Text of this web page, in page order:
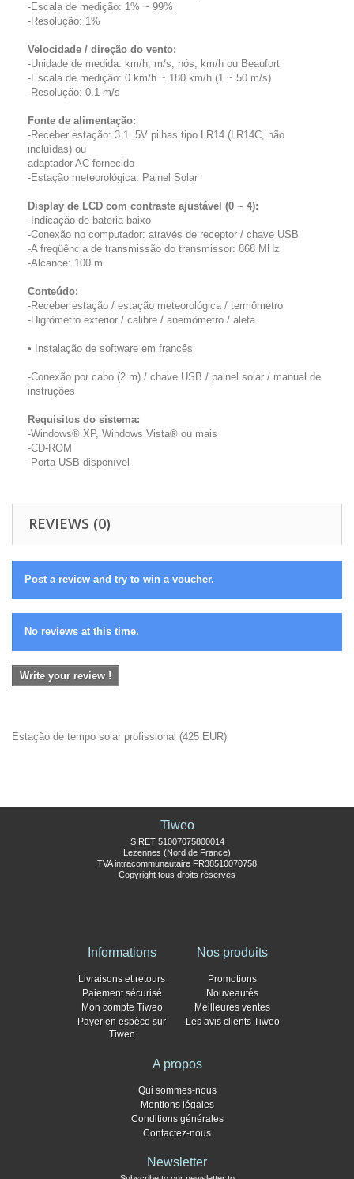
-Escala de medição: 1% ~ 99%
-Resolução: 1%
Velocidade / direção do vento:
-Unidade de medida: km/h, m/s, nós, km/h ou Beaufort
-Escala de medição: 0 km/h ~ 180 km/h (1 ~ 50 m/s)
-Resolução: 0.1 m/s
Fonte de alimentação:
-Receber estação: 3 1 .5V pilhas tipo LR14 (LR14C, não
incluídas) ou
adaptador AC fornecido
-Estação meteorológica: Painel Solar
Display de LCD com contraste ajustável (0 ~ 4):
-Indicação de bateria baixo
-Conexão no computador: através de receptor / chave USB
-A freqüência de transmissão do transmissor: 868 MHz
-Alcance: 100 m
Conteúdo:
-Receber estação / estação meteorológica / termômetro
-Higrômetro exterior / calibre / anemômetro / aleta.
• Instalação de software em francês
-Conexão por cabo (2 m) / chave USB / painel solar / manual de
instruções
Requisitos do sistema:
-Windows® XP, Windows Vista® ou mais
-CD-ROM
-Porta USB disponível
REVIEWS (0)
Post a review and try to win a voucher.
No reviews at this time.
Write your review !
Estação de tempo solar profissional (425 EUR)
Tiweo
SIRET 51007075800014
Lezennes (Nord de France)
TVA intracommunautaire FR38510070758
Copyright tous droits réservés
Informations
Livraisons et retours
Paiement sécurisé
Mon compte Tiweo
Payer en espèce sur
Tiweo
Nos produits
Promotions
Nouveautés
Meilleures ventes
Les avis clients Tiweo
A propos
Qui sommes-nous
Mentions légales
Conditions générales
Contactez-nous
Newsletter